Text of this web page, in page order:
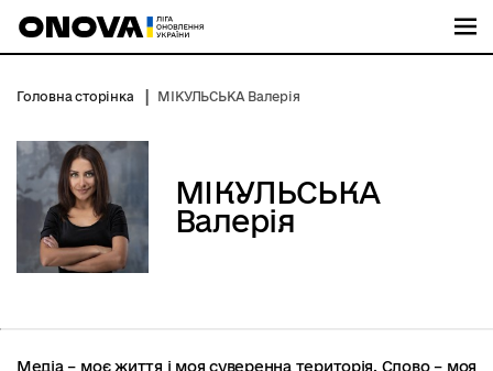
Головна сторінка МІКУЛЬСЬКА Валерія
МІКУЛЬСЬКА
Валерія
Медіа – моє життя і моя суверенна територія. Слово – моя